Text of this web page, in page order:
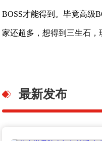
BOSS才能得到。毕竟高级
家还超多，想得到三生石，
最新发布